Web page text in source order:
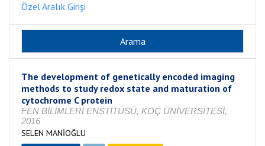
Özel Aralık Girişi
The development of genetically encoded imaging
methods to study redox state and maturation of
cytochrome C protein
FEN BİLİMLERİ ENSTİTÜSÜ, KOÇ ÜNİVERSİTESİ,
2016
SELEN MANİOĞLU